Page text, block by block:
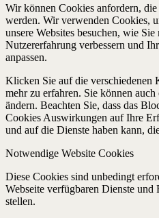
Wir können Cookies anfordern,
werden. Wir verwenden Cookies,
unsere Websites besuchen, wie
Nutzererfahrung verbessern und
anpassen.
Klicken Sie auf die verschiedenen
mehr zu erfahren. Sie können
ändern. Beachten Sie, dass das
Cookies Auswirkungen auf Ihre
und auf die Dienste haben kann,
Notwendige Website Cookies
Diese Cookies sind unbedingt
Webseite verfügbaren Dienste
stellen.